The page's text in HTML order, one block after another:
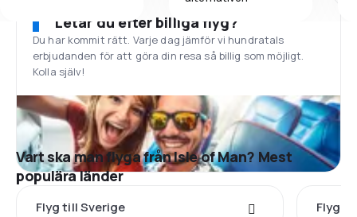
Letar du efter billiga flyg?
Du har kommit rätt. Varje dag jämför vi hundratals
erbjudanden för att göra din resa så billig som möjligt.
Kolla själv!
Vart ska man flyga från Isle of Man? Mest
populära länder
Flyg till Sverige Flyg